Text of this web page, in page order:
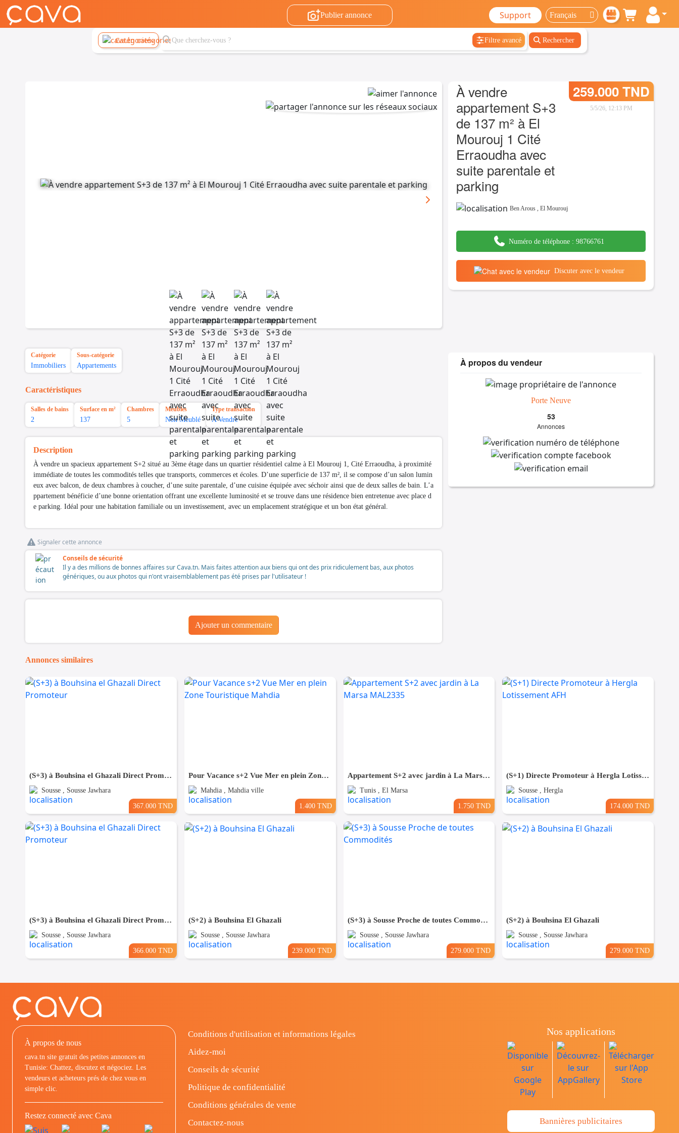
Publier annonce Support
Catégories Filtre avancé Rechercher
À vendre
appartement S+3
de 137 m² à El
Mourouj 1 Cité
Erraoudha avec
suite parentale et
parking
259.000 TND
5/5/26, 12:13 PM
Ben Arous ,El Mourouj
Numéro de téléphone : 98766761
Discuter avec le vendeur
Catégorie
Immobiliers
Sous-catégorie
Appartements
Caractéristiques
Salles de bains
2
Surface en m²
137
Chambres
5
Meubles
Non Meublé
Type transaction
A Vendre
Description
À vendre un spacieux appartement S+2 situé au 3ème étage dans un quartier résidentiel calme à El Mourouj 1, Cité Erraoudha, à proximité
immédiate de toutes les commodités telles que transports, commerces et écoles. D’une superficie de 137 m², il se compose d’un salon lumin
eux avec balcon, de deux chambres à coucher, d’une suite parentale, d’une cuisine équipée avec séchoir ainsi que de deux salles de bain. L’a
ppartement bénéficie d’une bonne orientation offrant une excellente luminosité et se trouve dans une résidence bien entretenue avec place d
e parking. Idéal pour une habitation familiale ou un investissement, avec un emplacement stratégique et un bon état général.
Signaler cette annonce
Conseils de sécurité
Il y a des millions de bonnes affaires sur Cava.tn. Mais faites attention aux biens qui ont des prix ridiculement bas, aux photos
génériques, ou aux photos qui n'ont vraisemblablement pas été prises par l'utilisateur !
Ajouter un commentaire
À propos du vendeur
Porte Neuve
53
Annonces
Annonces similaires
(S+3) à Bouhsina el Ghazali Direct Promoteur
Sousse , Sousse Jawhara
367.000 TND
Pour Vacance s+2 Vue Mer en plein Zone Touristique Mahdia
Mahdia , Mahdia ville
1.400 TND
Appartement S+2 avec jardin à La Marsa MAL2335
Tunis , El Marsa
1.750 TND
(S+1) Directe Promoteur à Hergla Lotissement AFH
Sousse , Hergla
174.000 TND
(S+3) à Bouhsina el Ghazali Direct Promoteur
Sousse , Sousse Jawhara
366.000 TND
(S+2) à Bouhsina El Ghazali
Sousse , Sousse Jawhara
239.000 TND
(S+3) à Sousse Proche de toutes Commodités
Sousse , Sousse Jawhara
279.000 TND
(S+2) à Bouhsina El Ghazali
Sousse , Sousse Jawhara
279.000 TND
À propos de nous
cava.tn site gratuit des petites annonces en
Tunisie: Chattez, discutez et négociez. Les
vendeurs et acheteurs prés de chez vous en
simple clic.
Restez connecté avec Cava
Conditions d'utilisation et informations légales
Aidez-moi
Conseils de sécurité
Politique de confidentialité
Conditions générales de vente
Contactez-nous
Nos applications
Bannières publicitaires